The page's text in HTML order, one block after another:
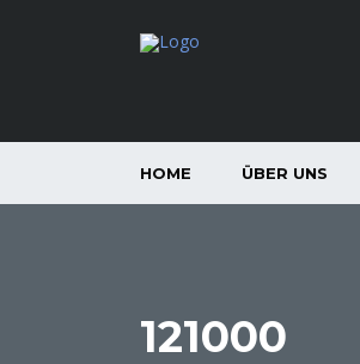
HOME ÜBER UNS
121000